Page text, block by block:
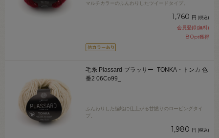
マルチカラーのふんわりしたツイードタイプ。
1,760 円 (税込)
会員登録(無料)
80pt獲得
毛糸 Plassard-プラッサー- TONKA・トンカ 色
番2 06Co99_
ふんわりした編地に仕上がる甘撚りのロービングタイ
プ。
1,980 円 (税込)